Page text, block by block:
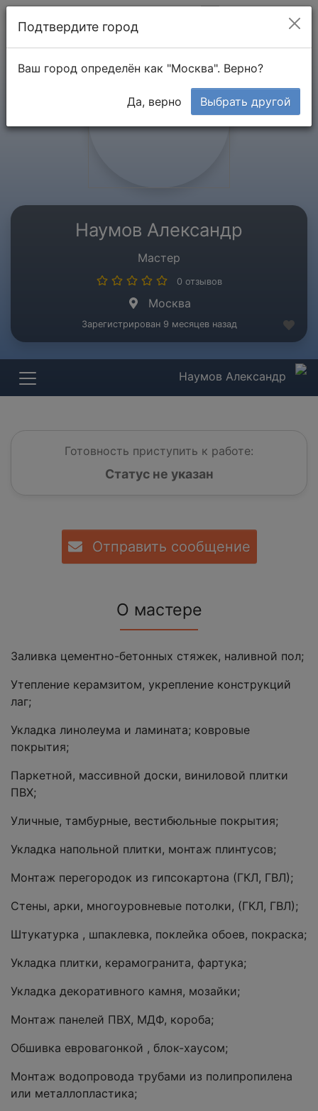
Наумов Александр
Мастер
0 отзывов
Москва
Зарегистрирован 9 месяцев назад
Наумов Александр
Готовность приступить к работе:
Статус не указан
Отправить сообщение
О мастере
Заливка цементно-бетонных стяжек, наливной пол;
Утепление керамзитом, укрепление конструкций
лаг;
Укладка линолеума и ламината; ковровые
покрытия;
Паркетной, массивной доски, виниловой плитки
ПВХ;
Уличные, тамбурные, вестибюльные покрытия;
Укладка напольной плитки, монтаж плинтусов;
Монтаж перегородок из гипсокартона (ГКЛ, ГВЛ);
Стены, арки, многоуровневые потолки, (ГКЛ, ГВЛ);
Штукатурка , шпаклевка, поклейка обоев, покраска;
Укладка плитки, керамогранита, фартука;
Укладка декоративного камня, мозайки;
Монтаж панелей ПВХ, МДФ, короба;
Обшивка евровагонкой , блок-хаусом;
Монтаж водопровода трубами из полипропилена
или металлопластика;
Подтвердите город
Ваш город определён как "Москва". Верно?
Да, верно Выбрать другой